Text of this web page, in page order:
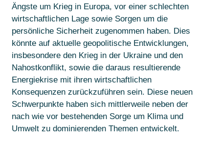
Ängste um Krieg in Europa, vor einer schlechten
wirtschaftlichen Lage sowie Sorgen um die
persönliche Sicherheit zugenommen haben. Dies
könnte auf aktuelle geopolitische Entwicklungen,
insbesondere den Krieg in der Ukraine und den
Nahostkonflikt, sowie die daraus resultierende
Energiekrise mit ihren wirtschaftlichen
Konsequenzen zurückzuführen sein. Diese neuen
Schwerpunkte haben sich mittlerweile neben der
nach wie vor bestehenden Sorge um Klima und
Umwelt zu dominierenden Themen entwickelt.